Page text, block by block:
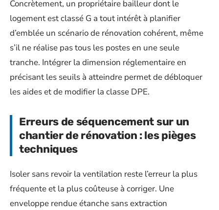
Concrètement, un propriétaire bailleur dont le
logement est classé G a tout intérêt à planifier
d’emblée un scénario de rénovation cohérent, même
s’il ne réalise pas tous les postes en une seule
tranche. Intégrer la dimension réglementaire en
précisant les seuils à atteindre permet de débloquer
les aides et de modifier la classe DPE.
Erreurs de séquencement sur un
chantier de rénovation : les pièges
techniques
Isoler sans revoir la ventilation reste l’erreur la plus
fréquente et la plus coûteuse à corriger. Une
enveloppe rendue étanche sans extraction